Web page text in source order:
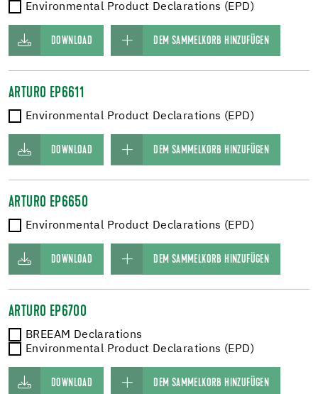
Environmental Product Declarations (EPD)
DOWNLOAD DEM SAMMELKORB HINZUFÜGEN
ARTURO EP6611
Environmental Product Declarations (EPD)
DOWNLOAD DEM SAMMELKORB HINZUFÜGEN
ARTURO EP6650
Environmental Product Declarations (EPD)
DOWNLOAD DEM SAMMELKORB HINZUFÜGEN
ARTURO EP6700
BREEAM Declarations
Environmental Product Declarations (EPD)
DOWNLOAD DEM SAMMELKORB HINZUFÜGEN